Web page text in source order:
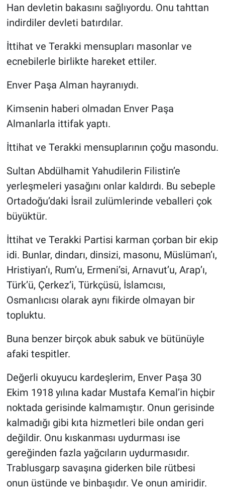
Han devletin bakasını sağlıyordu. Onu tahttan
indirdiler devleti batırdılar.
İttihat ve Terakki mensupları masonlar ve
ecnebilerle birlikte hareket ettiler.
Enver Paşa Alman hayranıydı.
Kimsenin haberi olmadan Enver Paşa
Almanlarla ittifak yaptı.
İttihat ve Terakki mensuplarının çoğu masondu.
Sultan Abdülhamit Yahudilerin Filistin’e
yerleşmeleri yasağını onlar kaldırdı. Bu sebeple
Ortadoğu’daki İsrail zulümlerinde veballeri çok
büyüktür.
İttihat ve Terakki Partisi karman çorban bir ekip
idi. Bunlar, dindarı, dinsizi, masonu, Müslüman’ı,
Hristiyan’ı, Rum’u, Ermeni’si, Arnavut’u, Arap’ı,
Türk’ü, Çerkez’i, Türkçüsü, İslamcısı,
Osmanlıcısı olarak aynı fikirde olmayan bir
topluktu.
Buna benzer birçok abuk sabuk ve bütünüyle
afaki tespitler.
Değerli okuyucu kardeşlerim, Enver Paşa 30
Ekim 1918 yılına kadar Mustafa Kemal’in hiçbir
noktada gerisinde kalmamıştır. Onun gerisinde
kalmadığı gibi kıta hizmetleri bile ondan geri
değildir. Onu kıskanması uydurması ise
gereğinden fazla yağcıların uydurmasıdır.
Trablusgarp savaşına giderken bile rütbesi
onun üstünde ve binbaşıdır. Ve onun amiridir.